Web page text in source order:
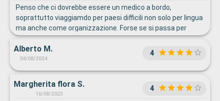
Penso che ci dovrebbe essere un medico a bordo,
soprattutto viaggiamdo per paesi difficili non solo per lingua
ma anche come organizzazione. Forse se si passa per
Olanda Francia o paesi cosi non ce n’è bisogno. Escursioni
molto care. Inesistenza di camere singole: io ho pagato più
di 6000 euro perché ho pagato doppio essendo sola. Forse è
normale, ma…gli altri viaggiatori francesi si sono
scandalizzati. Il doppio!
Alberto M.
04/08/2024
4
Margherita flora S.
16/08/2023
4